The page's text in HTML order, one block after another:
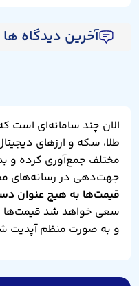
آخرین دیدگاه ها (0
الان چند سامانه‌ای است
طلا، سکه و ارزهای
مختلف جمع‌آوری کرده و
جهت‌دهی در رسانه‌های
قیمت‌ها به هیچ عنوان
سعی خواهد شد قیمت‌ها
و به صورت منظم آپدیت